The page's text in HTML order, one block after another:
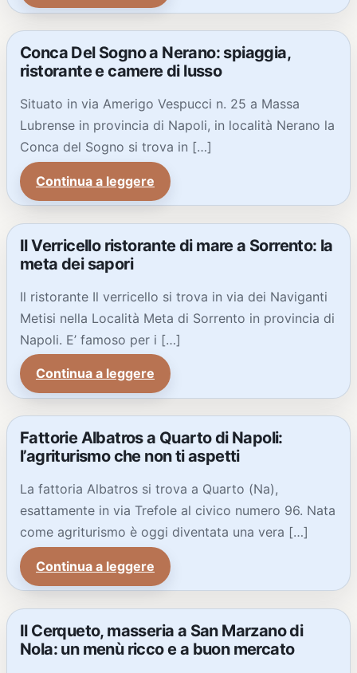
Conca Del Sogno a Nerano: spiaggia,
ristorante e camere di lusso
Situato in via Amerigo Vespucci n. 25 a Massa
Lubrense in provincia di Napoli, in località Nerano la
Conca del Sogno si trova in […]
Continua a leggere
Il Verricello ristorante di mare a Sorrento: la
meta dei sapori
Il ristorante Il verricello si trova in via dei Naviganti
Metisi nella Località Meta di Sorrento in provincia di
Napoli. E’ famoso per i […]
Continua a leggere
Fattorie Albatros a Quarto di Napoli:
l’agriturismo che non ti aspetti
La fattoria Albatros si trova a Quarto (Na),
esattamente in via Trefole al civico numero 96. Nata
come agriturismo è oggi diventata una vera […]
Continua a leggere
Il Cerqueto, masseria a San Marzano di
Nola: un menù ricco e a buon mercato